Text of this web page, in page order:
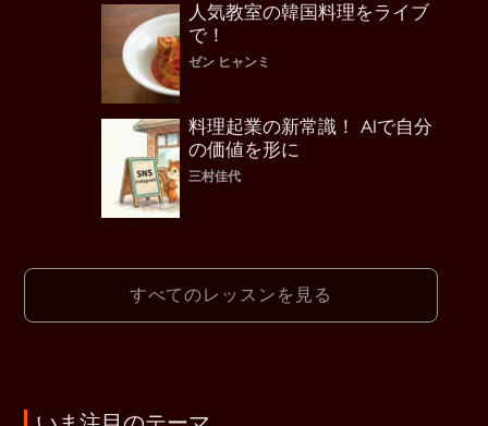
人気教室の韓国料理をライブ
で！
ゼン ヒャンミ
料理起業の新常識！ AIで自分
の価値を形に
三村佳代
すべてのレッスンを見る